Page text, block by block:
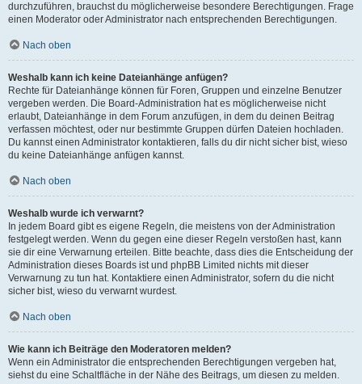
durchzuführen, brauchst du möglicherweise besondere Berechtigungen. Frage
einen Moderator oder Administrator nach entsprechenden Berechtigungen.
Nach oben
Weshalb kann ich keine Dateianhänge anfügen?
Rechte für Dateianhänge können für Foren, Gruppen und einzelne Benutzer
vergeben werden. Die Board-Administration hat es möglicherweise nicht
erlaubt, Dateianhänge in dem Forum anzufügen, in dem du deinen Beitrag
verfassen möchtest, oder nur bestimmte Gruppen dürfen Dateien hochladen.
Du kannst einen Administrator kontaktieren, falls du dir nicht sicher bist, wieso
du keine Dateianhänge anfügen kannst.
Nach oben
Weshalb wurde ich verwarnt?
In jedem Board gibt es eigene Regeln, die meistens von der Administration
festgelegt werden. Wenn du gegen eine dieser Regeln verstoßen hast, kann
sie dir eine Verwarnung erteilen. Bitte beachte, dass dies die Entscheidung der
Administration dieses Boards ist und phpBB Limited nichts mit dieser
Verwarnung zu tun hat. Kontaktiere einen Administrator, sofern du die nicht
sicher bist, wieso du verwarnt wurdest.
Nach oben
Wie kann ich Beiträge den Moderatoren melden?
Wenn ein Administrator die entsprechenden Berechtigungen vergeben hat,
siehst du eine Schaltfläche in der Nähe des Beitrags, um diesen zu melden.